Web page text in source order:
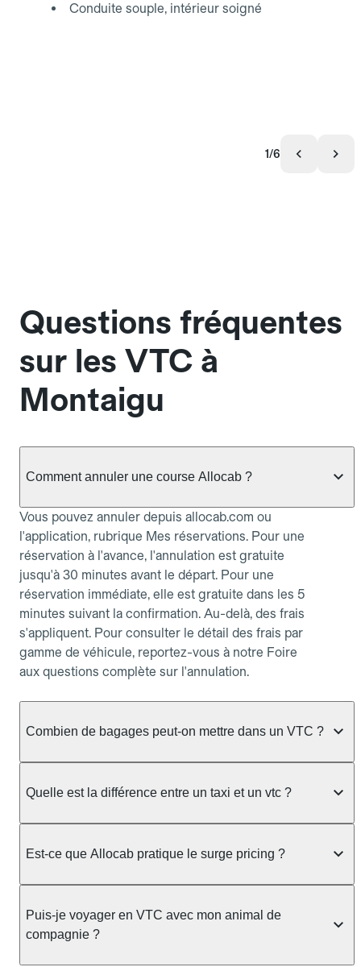
Conduite souple, intérieur soigné
1/6
Questions fréquentes
sur les VTC à
Montaigu
Comment annuler une course Allocab ?
Vous pouvez annuler depuis allocab.com ou
l'application, rubrique Mes réservations. Pour une
réservation à l'avance, l'annulation est gratuite
jusqu'à 30 minutes avant le départ. Pour une
réservation immédiate, elle est gratuite dans les 5
minutes suivant la confirmation. Au-delà, des frais
s'appliquent. Pour consulter le détail des frais par
gamme de véhicule, reportez-vous à notre Foire
aux questions complète sur l'annulation.
Combien de bagages peut-on mettre dans un VTC ?
réservée :
Berline, Green, Berline Affaires, VAO : jusqu'à 3
Moto-taxi : jusqu'à 2 bagages cabine TPMR : 1
bagage
Le prix de la course ne change pas selon le
nombre de bagages. Si vous avez des bagages
Quelle est la différence entre un taxi et un vtc ?
dans la rue ou à une station, avec un tarif calculé au
réservation préalable et propose un prix fixe connu
à l'avance, sans mauvaise surprise ni frais cachés.
Chez Allocab, tous les chauffeurs sont des
Est-ce que Allocab pratique le surge pricing ?
prix de votre course est calculé et affiché avant la
validation de la réservation, puis fixé définitivement.
Puis-je voyager en VTC avec mon animal de
compagnie ?